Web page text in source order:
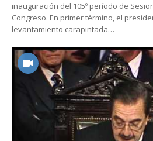
inauguración del 105º período de
Congreso. En primer término, el
levantamiento carapintada…